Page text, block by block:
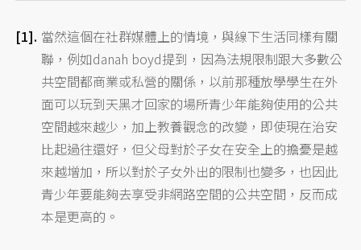
當然這個在社群媒體上的情境，與線下生活同樣有關
聯，例如danah boyd提到，因為法規限制跟大多數公
共空間都商業或私營的關係，以前那種放學學生在外
面可以玩到天黑才回家的場所青少年能夠使用的公共
空間越來越少，加上教養觀念的改變，即使現在治安
比起過往還好，但父母對於子女在安全上的擔憂是越
來越增加，所以對於子女外出的限制也變多，也因此
青少年要能夠去享受非網路空間的公共空間，反而成
本是更高的。